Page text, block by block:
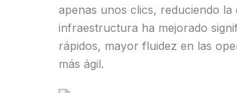
apenas unos clics, reduciendo
infraestructura ha mejorado
rápidos, mayor fluidez en las
más ágil.